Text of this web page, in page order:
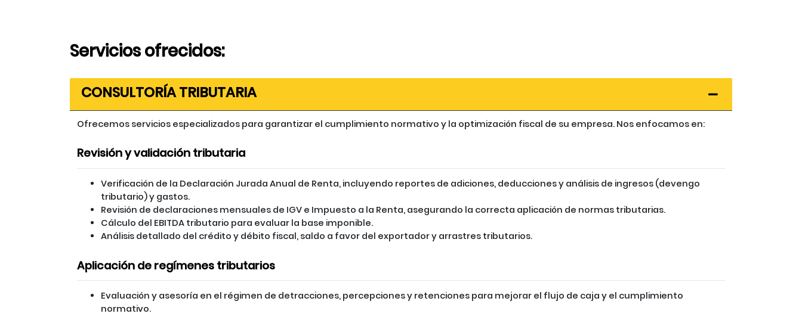
Servicios ofrecidos:
CONSULTORÍA TRIBUTARIA
Ofrecemos servicios especializados para garantizar el cumplimiento normativo y la optimización fiscal de su empresa. Nos enfocamos en:
Revisión y validación tributaria
Verificación de la Declaración Jurada Anual de Renta, incluyendo reportes de adiciones, deducciones y análisis de ingresos (devengo
tributario) y gastos.
Revisión de declaraciones mensuales de IGV e Impuesto a la Renta, asegurando la correcta aplicación de normas tributarias.
Cálculo del EBITDA tributario para evaluar la base imponible.
Análisis detallado del crédito y débito fiscal, saldo a favor del exportador y arrastres tributarios.
Aplicación de regímenes tributarios
Evaluación y asesoría en el régimen de detracciones, percepciones y retenciones para mejorar el flujo de caja y el cumplimiento
normativo.